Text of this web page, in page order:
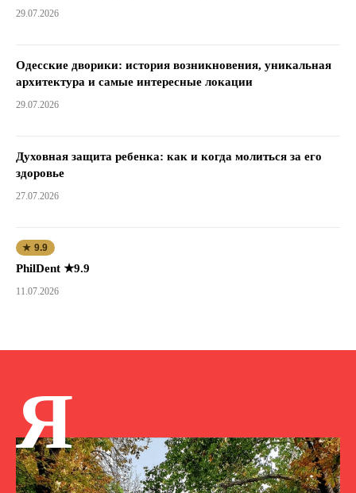
29.07.2026
Одесские дворики: история возникновения, уникальная
архитектура и самые интересные локации
29.07.2026
Духовная защита ребенка: как и когда молиться за его
здоровье
27.07.2026
★ 9.9
PhilDent ★9.9
11.07.2026
Я